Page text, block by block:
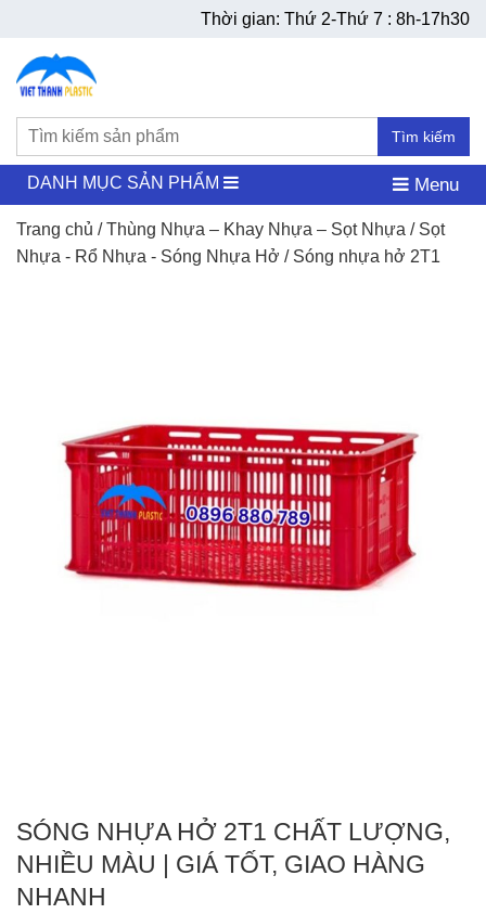
Thời gian: Thứ 2-Thứ 7 : 8h-17h30
Tìm kiếm
DANH MỤC SẢN PHẨM Menu
Trang chủ /Thùng Nhựa – Khay Nhựa – Sọt Nhựa / Sọt
Nhựa - Rổ Nhựa - Sóng Nhựa Hở / Sóng nhựa hở 2T1
SÓNG NHỰA HỞ 2T1 CHẤT LƯỢNG,
NHIỀU MÀU | GIÁ TỐT, GIAO HÀNG
NHANH